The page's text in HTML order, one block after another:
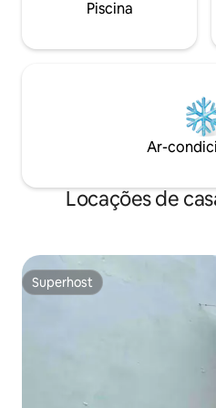
Piscina
Ar-
Locações de
Superhost
Superhost